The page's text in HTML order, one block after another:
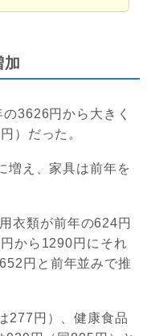
加
3626円から大きく
）だった。
増え、家具は前年を
衣類が前年の624円
から1290円にそれ
円と前年並みで推
277円）、健康食品